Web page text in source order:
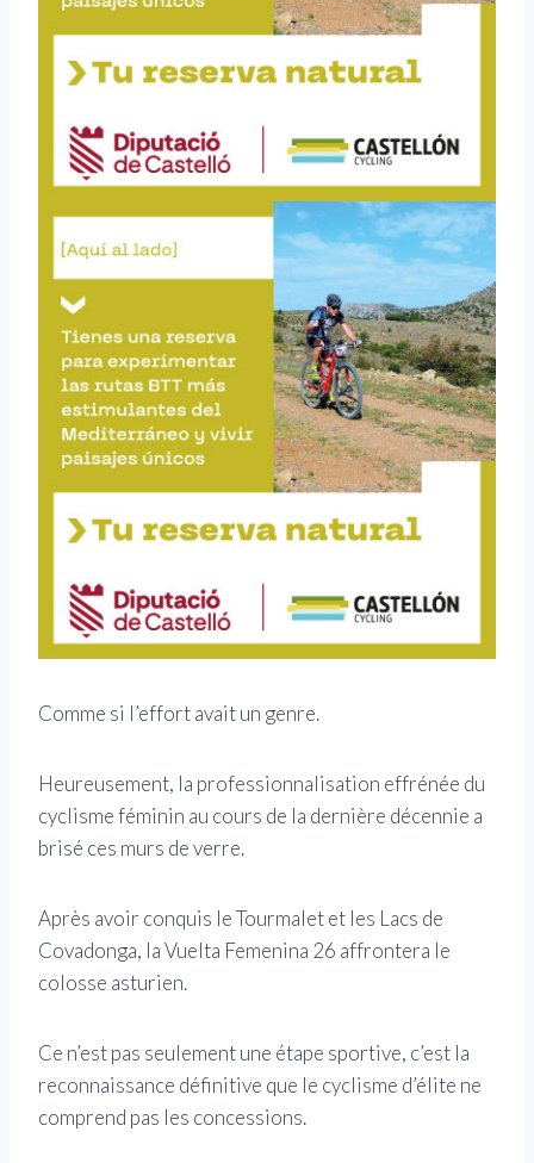
Comme si l’effort avait un genre.
Heureusement, la professionnalisation effrénée du
cyclisme féminin au cours de la dernière décennie a
brisé ces murs de verre.
Après avoir conquis le Tourmalet et les Lacs de
Covadonga, la Vuelta Femenina 26 affrontera le
colosse asturien.
Ce n’est pas seulement une étape sportive, c’est la
reconnaissance définitive que le cyclisme d’élite ne
comprend pas les concessions.